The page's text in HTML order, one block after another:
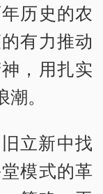
历史的农
有力推动
，用扎实
。
立新中找
模式的革